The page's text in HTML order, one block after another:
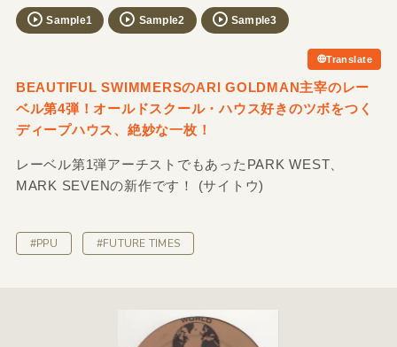
Sample1 Sample2 Sample3
Translate
BEAUTIFUL SWIMMERSのARI GOLDMAN主宰のレー
ベル第4弾！オールドスクール・ハウス好きのツボをつく
ディープハウス、絶妙な一枚！
レーベル第1弾アーチストでもあったPARK WEST、
MARK SEVENの新作です！ (サイトウ)
#PPU #FUTURE TIMES